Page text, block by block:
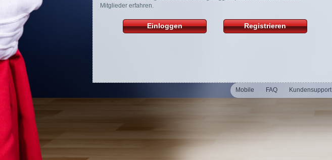
Mitglieder erfahren.
Einloggen Registrieren
Mobile FAQ Kundensupport